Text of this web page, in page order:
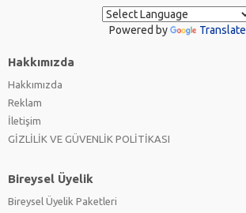
Powered by Translate
Hakkımızda
Hakkımızda
Reklam
İletişim
GİZLİLİK VE GÜVENLİK POLİTİKASI
Bireysel Üyelik
Bireysel Üyelik Paketleri